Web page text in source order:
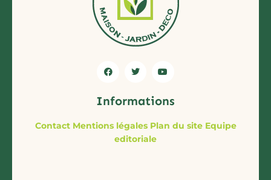
Informations
Contact Mentions légales Plan du site Equipe
editoriale